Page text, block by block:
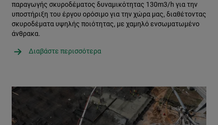
παραγωγής σκυροδέματος δυναμικότητας 130m3/h για την
υποστήριξη του έργου ορόσιμο για την χώρα μας, διαθέτοντας
σκυροδέματα υψηλής ποιότητας, με χαμηλό ενσωματωμένο
άνθρακα.
Διαβάστε περισσότερα